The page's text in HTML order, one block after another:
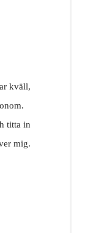
kväll,
titta in
mig.